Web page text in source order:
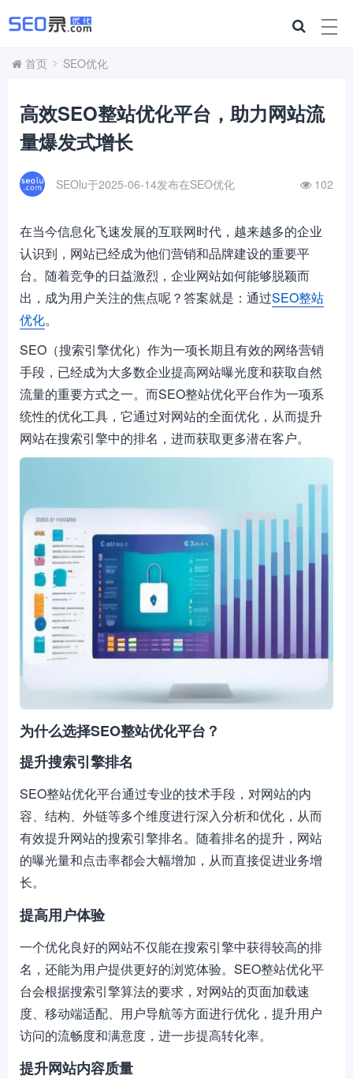
首页 SEO优化
高效SEO整站优化平台，助力网站流
量爆发式增长
SEOlu于2025-06-14发布在SEO优化 102
在当今信息化飞速发展的互联网时代，越来越多的企业
认识到，网站已经成为他们营销和品牌建设的重要平
台。随着竞争的日益激烈，企业网站如何能够脱颖而
出，成为用户关注的焦点呢？答案就是：通过SEO整站
优化。
SEO（搜索引擎优化）作为一项长期且有效的网络营销
手段，已经成为大多数企业提高网站曝光度和获取自然
流量的重要方式之一。而SEO整站优化平台作为一项系
统性的优化工具，它通过对网站的全面优化，从而提升
网站在搜索引擎中的排名，进而获取更多潜在客户。
为什么选择SEO整站优化平台？
提升搜索引擎排名
SEO整站优化平台通过专业的技术手段，对网站的内
容、结构、外链等多个维度进行深入分析和优化，从而
有效提升网站的搜索引擎排名。随着排名的提升，网站
的曝光量和点击率都会大幅增加，从而直接促进业务增
长。
提高用户体验
一个优化良好的网站不仅能在搜索引擎中获得较高的排
名，还能为用户提供更好的浏览体验。SEO整站优化平
台会根据搜索引擎算法的要求，对网站的页面加载速
度、移动端适配、用户导航等方面进行优化，提升用户
访问的流畅度和满意度，进一步提高转化率。
提升网站内容质量